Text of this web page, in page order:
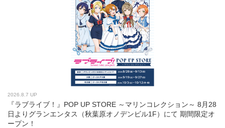
2026.8.7 UP
『ラブライブ！』POP UP STORE ～マリンコレクション～ 8月28
日よりグランエンタス（秋葉原オノデンビル1F）にて 期間限定オ
ープン！